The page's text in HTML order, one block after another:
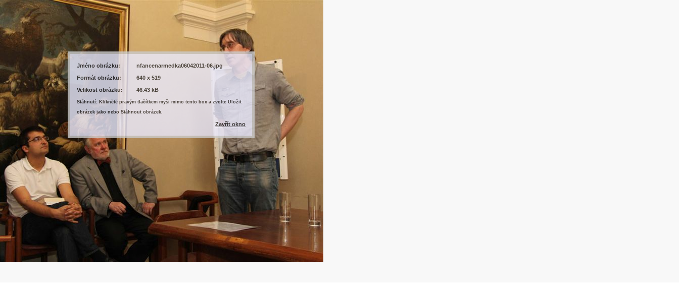
Jméno obrázku:
nfancenarmedka06042011-06.jpg
Formát obrázku:
640 x 519
Velikost obrázku:
46.43 kB
Stáhnutí: Kliknětě pravým tlačítkem myši mimo tento box a zvolte Uložit
obrázek jako nebo Stáhnout obrázek.
Zavřít okno